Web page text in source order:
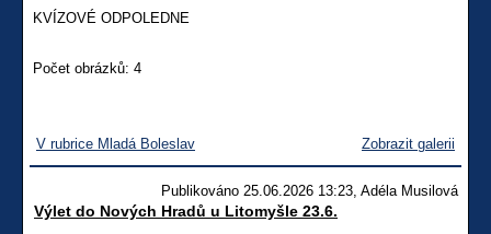
KVÍZOVÉ ODPOLEDNE
Počet obrázků: 4
V rubrice Mladá Boleslav Zobrazit galerii
Publikováno 25.06.2026 13:23, Adéla Musilová
Výlet do Nových Hradů u Litomyšle 23.6.